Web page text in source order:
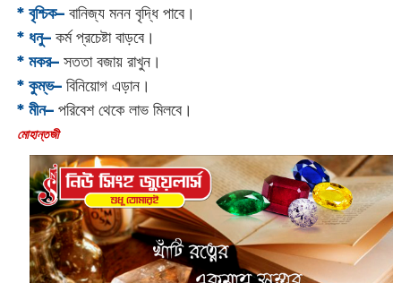
* বৃশ্চিক–বানিজ্য মনন বৃদ্ধি পাবে।
* ধনু–কর্ম প্রচেষ্টা বাড়বে।
* মকর–সততা বজায় রাখুন।‌
* কুম্ভ–বিনিয়োগ এড়ান।
* মীন–পরিবেশ থেকে লাভ মিলবে।
‌মোহান্তজী‌‌‌‌‌‌‌‌‌‌‌‌‌‌‌‌‌